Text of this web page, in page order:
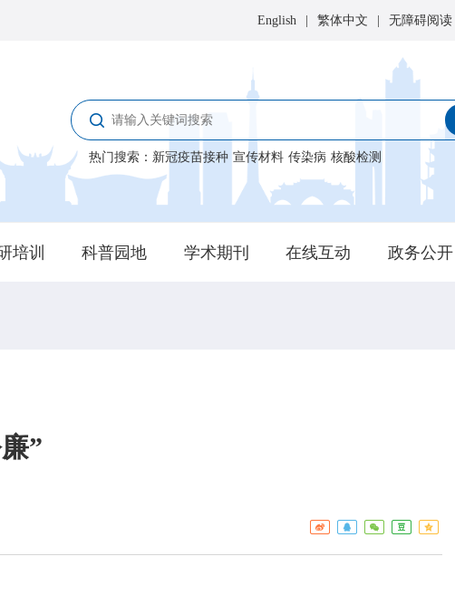
预警信息
门诊服
检验服
English | 繁体中文 | 无障碍阅读
热门搜索 ： 新冠疫苗接种 宣传材料 传染病 核酸检测
培训 科普园地 学术期刊 在线互动 政务公开
”